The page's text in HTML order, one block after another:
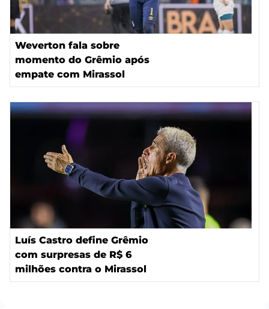
Weverton fala sobre
momento do Grêmio após
empate com Mirassol
Luís Castro define Grêmio
com surpresas de R$ 6
milhões contra o Mirassol